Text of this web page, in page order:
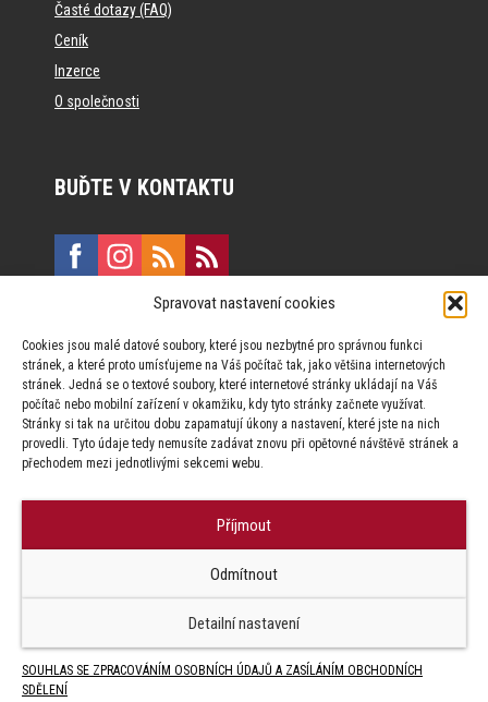
Spravovat nastavení cookies
Cookies jsou malé datové soubory, které jsou nezbytné pro správnou funkci
stránek, a které proto umísťujeme na Váš počítač tak, jako většina internetových
stránek. Jedná se o textové soubory, které internetové stránky ukládají na Váš
počítač nebo mobilní zařízení v okamžiku, kdy tyto stránky začnete využívat.
Stránky si tak na určitou dobu zapamatují úkony a nastavení, které jste na nich
provedli. Tyto údaje tedy nemusíte zadávat znovu při opětovné návštěvě stránek a
přechodem mezi jednotlivými sekcemi webu.
Příjmout
Odmítnout
Detailní nastavení
SOUHLAS SE ZPRACOVÁNÍM OSOBNÍCH ÚDAJŮ A ZASÍLÁNÍM OBCHODNÍCH
SDĚLENÍ
Časté dotazy (FAQ)
Ceník
Inzerce
O společnosti
BUĎTE V KONTAKTU
Vinohradská 190, 130 00 Praha 3
Za publikovaný obsah odpovídají jednotliví autoři.
Factory s.r.o. zapovězeno.